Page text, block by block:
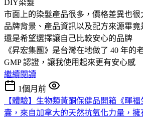
DIY染髮
市面上的染髮產品很多，價格差異也
品牌背景、產品資訊以及配方來源畢竟
還是希望選擇讓自己比較安心的品牌
《昇宏集團》是台灣在地做了 40 年的
GMP 認證，讓我使用起來更有安心感
繼續閱讀
1個月前
【體驗】生物類黃酮保健品開箱《暉
囊，來自加拿大的天然抗氧化力量，